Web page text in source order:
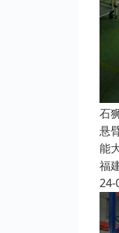
石
悬
能
福
24-